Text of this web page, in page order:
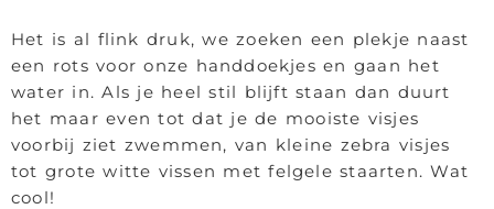
Het is al flink druk, we zoeken een plekje naast
een rots voor onze handdoekjes en gaan het
water in. Als je heel stil blijft staan dan duurt
het maar even tot dat je de mooiste visjes
voorbij ziet zwemmen, van kleine zebra visjes
tot grote witte vissen met felgele staarten. Wat
cool!